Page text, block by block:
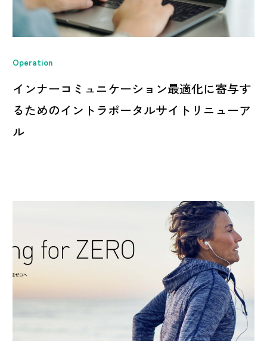
Operation
インナーコミュニケーション最適化に寄与す
るためのイントラポータルサイトリニューア
ル